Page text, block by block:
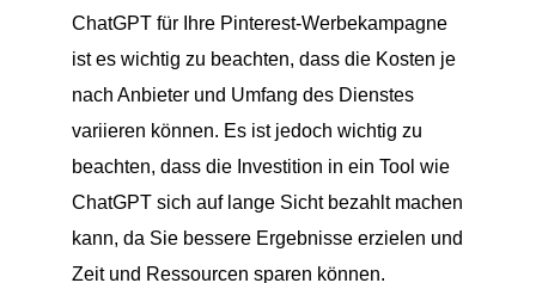
ChatGPT für Ihre Pinterest-Werbekampagne
ist es wichtig zu beachten, dass die Kosten je
nach Anbieter und Umfang des Dienstes
variieren können. Es ist jedoch wichtig zu
beachten, dass die Investition in ein Tool wie
ChatGPT sich auf lange Sicht bezahlt machen
kann, da Sie bessere Ergebnisse erzielen und
Zeit und Ressourcen sparen können.